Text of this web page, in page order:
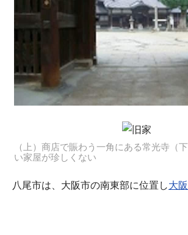
（上）商店で賑わう一角にある常光寺（
い家屋が珍しくない
八尾市は、大阪市の南東部に位置し大